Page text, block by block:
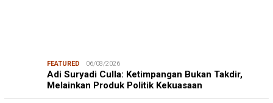
FEATURED 06/08/2026
Adi Suryadi Culla: Ketimpangan Bukan Takdir,
Melainkan Produk Politik Kekuasaan